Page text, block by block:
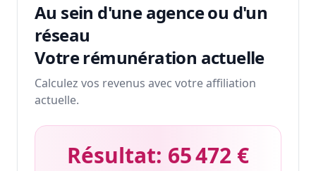
Au sein d'une agence ou d'un
réseau
Votre rémunération actuelle
Calculez vos revenus avec votre affiliation
actuelle.
Résultat: 65 472 €